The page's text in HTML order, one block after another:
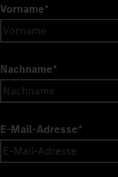
Vorname*
Nachname*
E-Mail-Adresse*